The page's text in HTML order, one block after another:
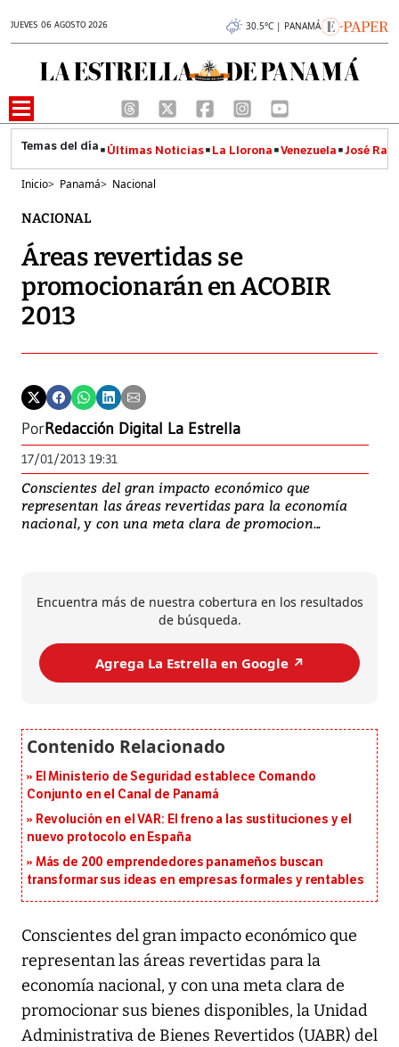
JUEVES 06 AGOSTO 2026 30.5°C | PANAMÁ
Últimas Noticias La Llorona Venezuela José
Inicio> Panamá> Nacional
NACIONAL
Áreas revertidas se
promocionarán en ACOBIR
2013
PorRedacción Digital La Estrella
17/01/2013 19:31
Conscientes del gran impacto económico que
representan las áreas revertidas para la economía
nacional, y con una meta clara de promocion...
Encuentra más de nuestra cobertura en los resultados
de búsqueda.
Agrega La Estrella en Google ↗️
El Ministerio de Seguridad establece Comando
Conjunto en el Canal de Panamá
Revolución en el VAR: El freno a las sustituciones y el
nuevo protocolo en España
Más de 200 emprendedores panameños buscan
transformar sus ideas en empresas formales y rentables
Conscientes del gran impacto económico que
representan las áreas revertidas para la
economía nacional, y con una meta clara de
promocionar sus bienes disponibles, la Unidad
Administrativa de Bienes Revertidos (UABR) del